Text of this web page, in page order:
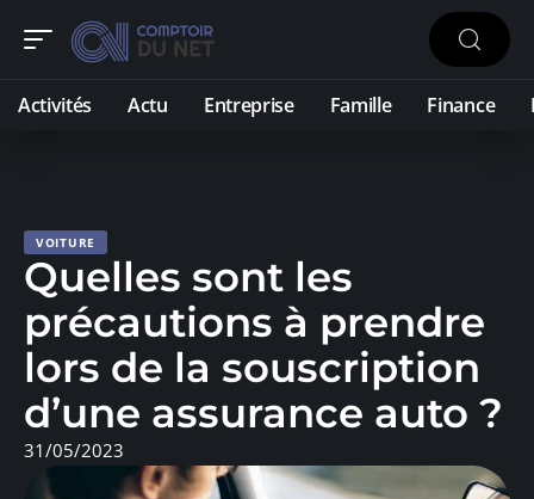
Activités Actu Entreprise Famille Finance
VOITURE
Quelles sont les
précautions à prendre
lors de la souscription
d’une assurance auto ?
31/05/2023